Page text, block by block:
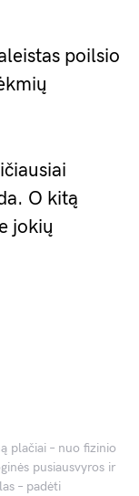
poilsio
O kitą
jokių
plačiai – nuo fizinio
pusiausvyros ir
– padėti